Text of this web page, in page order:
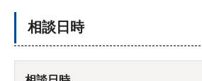
相談日時